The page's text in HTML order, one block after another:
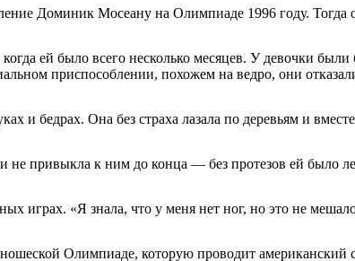
Доминик Мосеану на Олимпиаде 1996 году. Тогда
ей было всего несколько месяцев. У девочки были
приспособлении, похожем на ведро, они
и бедрах. Она без страха лазала по деревьям и
не привыкла к ним до конца — без протезов ей было
играх. «Я знала, что у меня нет ног, но это не
Олимпиаде, которую проводит